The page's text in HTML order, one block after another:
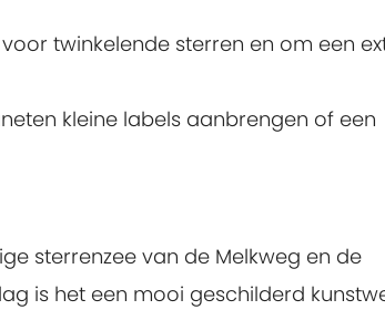
twinkelende sterren en om een
kleine labels aanbrengen of een
sterrenzee van de Melkweg en de
is het een mooi geschilderd